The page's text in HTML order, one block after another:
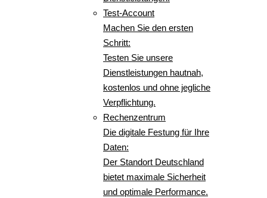
Test-Account
Machen Sie den ersten
Schritt:
Testen Sie unsere
Dienstleistungen hautnah,
kostenlos und ohne jegliche
Verpflichtung.
Rechenzentrum
Die digitale Festung für Ihre
Daten:
Der Standort Deutschland
bietet maximale Sicherheit
und optimale Performance.